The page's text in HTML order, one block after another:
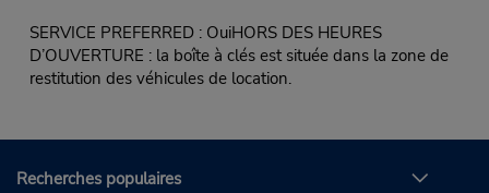
SERVICE PREFERRED : OuiHORS DES HEURES
D’OUVERTURE : la boîte à clés est située dans la zone de
restitution des véhicules de location.
Recherches populaires